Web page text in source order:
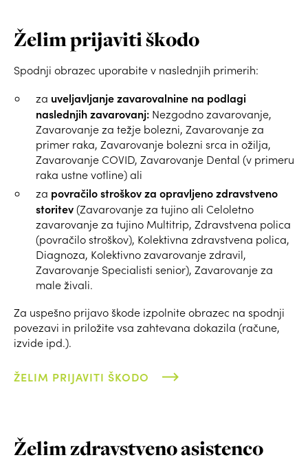
Želim prijaviti škodo
Spodnji obrazec uporabite v naslednjih primerih:
za uveljavljanje zavarovalnine na podlagi
naslednjih zavarovanj: Nezgodno zavarovanje,
Zavarovanje za težje bolezni, Zavarovanje za
primer raka, Zavarovanje bolezni srca in ožilja,
Zavarovanje COVID, Zavarovanje Dental (v primeru
raka ustne votline) ali
za povračilo stroškov za opravljeno zdravstveno
storitev(Zavarovanje za tujino ali Celoletno
zavarovanje za tujino Multitrip, Zdravstvena polica
(povračilo stroškov), Kolektivna zdravstvena polica,
Diagnoza, Kolektivno zavarovanje zdravil,
Zavarovanje Specialisti senior), Zavarovanje za
male živali.
Za uspešno prijavo škode izpolnite obrazec na spodnji
povezavi in priložite vsa zahtevana dokazila (račune,
izvide ipd.).
ŽELIM PRIJAVITI ŠKODO
Želim zdravstveno asistenco